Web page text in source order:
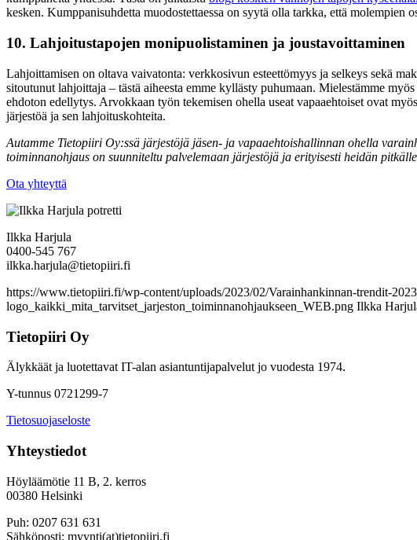
kesken. Kumppanisuhdetta muodostettaessa on syytä olla tarkka, että
10. Lahjoitustapojen monipuolistaminen ja joustavoittaminen
Lahjoittamisen on oltava vaivatonta: verkkosivun esteettömyys ja selkeys sekä
sitoutunut lahjoittaja – tästä aiheesta emme kyllästy puhumaan. Mielestämme
ehdoton edellytys. Arvokkaan työn tekemisen ohella useat vapaaehtoiset ovat
järjestöä ja sen lahjoituskohteita.
Autamme Tietopiiri Oy:ssä järjestöjä jäsen- ja vapaaehtoishallinnan ohella
toiminnanohjaus on suunniteltu palvelemaan järjestöjä ja erityisesti heidän
Ota yhteyttä
Ilkka Harjula
0400-545 767
ilkka.harjula@tietopiiri.fi
https://www.tietopiiri.fi/wp-content/uploads/2023/02/Varainhankinnan-trendit-
logo_kaikki_mita_tarvitset_jarjeston_toiminnanohjaukseen_WEB.png Ilkka
Tietopiiri Oy
Älykkäät ja luotettavat IT-alan asiantuntijapalvelut jo vuodesta 1974.
Y-tunnus 0721299-7
Tietosuojaseloste
Yhteystiedot
Höyläämötie 11 B, 2. kerros
00380 Helsinki
Puh: 0207 631 631
Sähköposti: myynti(at)tietopiiri.fi